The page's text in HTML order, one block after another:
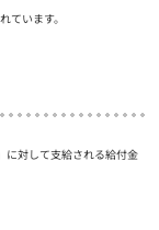
ています。
に対して支給される給付金